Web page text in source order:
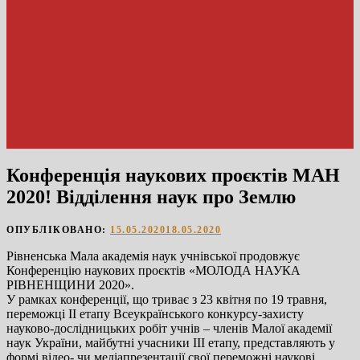
Конференція наукових проєктів МАН
2020! Відділення наук про Землю
ОПУБЛІКОВАНО: 15.05.202018.05.2020
Рівненська Мала академія наук учнівської продовжує
Конференцію наукових проєктів «МОЛОДА НАУКА
РІВНЕНЩИНИ 2020».
У рамках конференції, що триває з 23 квітня по 19 травня,
переможці ІІ етапу Всеукраїнського конкурсу-захисту
науково-дослідницьких робіт учнів – членів Малої академії
наук України, майбутні учасники ІІІ етапу, представляють у
формі відео- чи медіапрезентації свої переможні наукові